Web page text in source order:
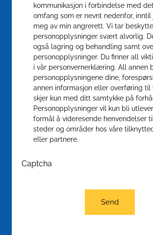
kommunikasjon i forbindelse med
omfang som er nevnt nedenfor,
meg av min angrerett. Vi tar
personopplysninger svært alvorlig.
også lagring og behandling samt
personopplysninger. Du finner all
i vår personvernerklæring. All annen
personopplysningene dine,
annen informasjon eller overføring
skjer kun med ditt samtykke på
Personopplysninger vil kun bli
formål å videresende henvendelser
steder og områder hos våre
eller partnere.
Captcha
Send